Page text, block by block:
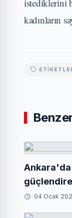
istediklerini
kadınların
Ankara'da
04 Ocak